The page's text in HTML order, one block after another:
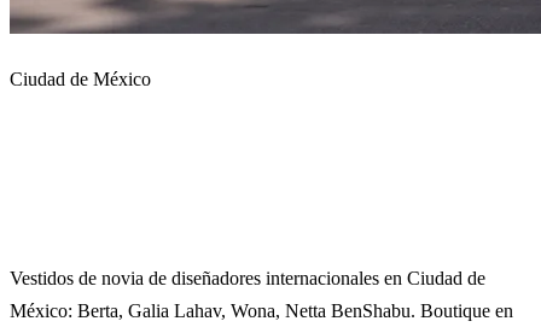
Ciudad de México
Vestidos de novia de diseñadores internacionales en Ciudad de
México: Berta, Galia Lahav, Wona, Netta BenShabu. Boutique en